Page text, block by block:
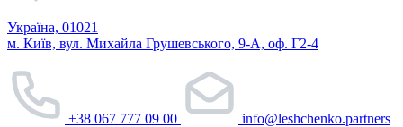
Україна, 01021
м. Київ, вул. Михайла Грушевського, 9-А, оф. Г2-4
+38 067 777 09 00
info@leshchenko.partners